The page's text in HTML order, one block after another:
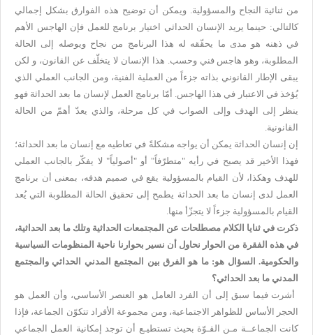
من ثنائية النجاح والمسؤولية. ويمكن أن توضيح هذه الفوارق بشكل إجمالي
كالتالي: حينما يريد الإنسان الحداثي اختيار برنامج للعمل فإن الهاجس الأهم
في ذهنه هو مدى ما يحقّقه له هذا البرنامج من نجاح ويوصله إلى الحالة
المطلوبة، وهو هاجس فني وحسب. هذا الإنسان لا يتخلّف عن القانون، و لكن
يبقى الإطار القانوني بذاته جزءاً من العملية الفنية، ومن الجانب العملي الذي
يُؤخذ في الاعتبار في هذا الهاجس. أمّا برنامج العمل لإنسان ما بعد الحداثة فهو
ينظر إلى الهدف وإلى الصواب في كل مرحلة، والذي يعدّ أهمّ من الحالة
القانونية.
إن إنسان الحداثة يمكن أن يواجه مشكلةً في تعاطيه مع إنسان ما بعد الحداثة؛
فهذا الأخير قد يصبح في رأيه "متطرّفاً" أو "أصولياً" لا يفكّر بالجانب العملي
للهدف وهكذا، لأن القيام بالمسؤولية يقع في صميم هدفه، بمعنى أن برنامج
العمل لدى إنسان ما بعد الحداثة يطمح إلى تحقيق الحالة المطلوبة التي يُعد
القيام بالمسؤولية جزءاً لا يتجزّأ منها.
ذكرت في ثنايا الكلام مصطلحات عن المجتمعات الحداثية وتلك ما بعد الحداثية،
في هذه الفقرة من الحوار نحاول أن نسير بحوارنا ناحية المنظومات السياسية
والحكومية. السؤال هو: ما هو الفرق بين المجتمع المدني الحداثي والمجتمع
المدني ما بعد الحداثي؟
أشرت فيما سبق إلى أن الفرد العامل هو العنصر الأساسي، وأن العمل هو
الحجر الأساس للظواهر الاجتماعية، ومن مجموعة الأفراد تتكوّن الجماعة، فإذا
كانت الجماعــة مـن القـوّة بحيث تستطيـع أن توجد إمكانية العمل الجماعي